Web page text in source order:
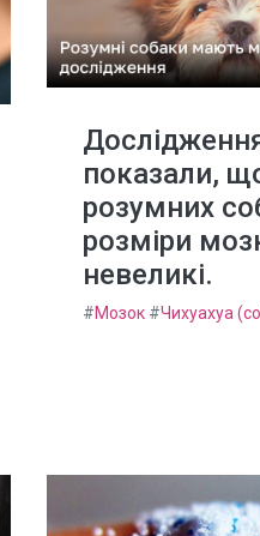
показали,
розумних
розміри
невеликі.
#Мозок #Чихуахуа